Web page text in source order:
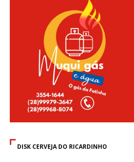
DISK CERVEJA DO RICARDINHO